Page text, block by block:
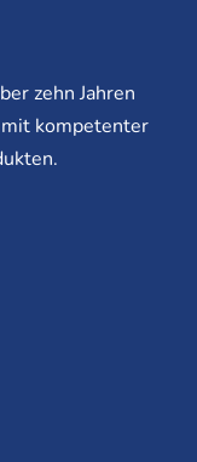
zehn Jahren
kompetenter